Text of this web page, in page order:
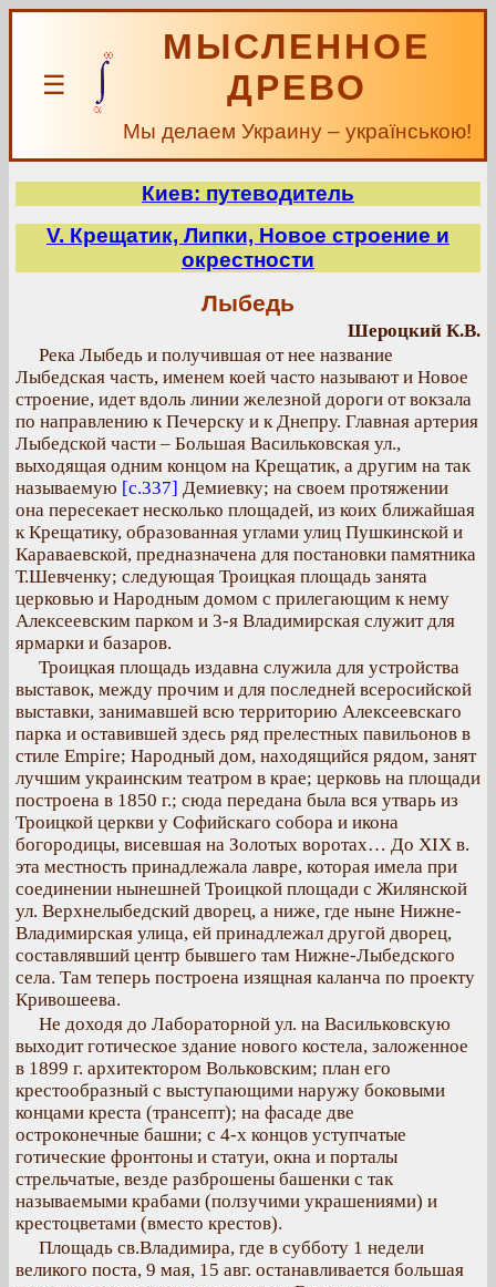
☰
МЫСЛЕННОЕ
ДРЕВО
Мы делаем Украину – українською!
Киев: путеводитель
V. Крещатик, Липки, Новое строение и
окрестности
Лыбедь
Шероцкий К.В.
Река Лыбедь и получившая от нее название
Лыбедская часть, именем коей часто называют и Новое
строение, идет вдоль линии железной дороги от вокзала
по направлению к Печерску и к Днепру. Главная артерия
Лыбедской части – Большая Васильковская ул.,
выходящая одним концом на Крещатик, а другим на так
называемую [с.337] Демиевку; на своем протяжении
она пересекает несколько площадей, из коих ближайшая
к Крещатику, образованная углами улиц Пушкинской и
Караваевской, предназначена для постановки памятника
Т.Шевченку; следующая Троицкая площадь занята
церковью и Народным домом с прилегающим к нему
Алексеевским парком и 3-я Владимирская служит для
ярмарки и базаров.
Троицкая площадь издавна служила для устройства
выставок, между прочим и для последней всеросийской
выставки, занимавшей всю территорию Алексеевскаго
парка и оставившей здесь ряд прелестных павильонов в
стиле Empire; Народный дом, находящийся рядом, занят
лучшим украинским театром в крае; церковь на площади
построена в 1850 г.; сюда передана была вся утварь из
Троицкой церкви у Софийскаго собора и икона
богородицы, висевшая на Золотых воротах… До XIX в.
эта местность принадлежала лавре, которая имела при
соединении нынешней Троицкой площади с Жилянской
ул. Верхнелыбедский дворец, а ниже, где ныне Нижне-
Владимирская улица, ей принадлежал другой дворец,
составлявший центр бывшего там Нижне-Лыбедского
села. Там теперь построена изящная каланча по проекту
Кривошеева.
Не доходя до Лабораторной ул. на Васильковскую
выходит готическое здание нового костела, заложенное
в 1899 г. архитектором Вольковским; план его
крестообразный с выступающими наружу боковыми
концами креста (трансепт); на фасаде две
остроконечные башни; с 4-х концов уступчатые
готические фронтоны и статуи, окна и порталы
стрельчатые, везде разброшены башенки с так
называемыми крабами (ползучими украшениями) и
крестоцветами (вместо крестов).
Площадь св.Владимира, где в субботу 1 недели
великого поста, 9 мая, 15 авг. останавливается большая